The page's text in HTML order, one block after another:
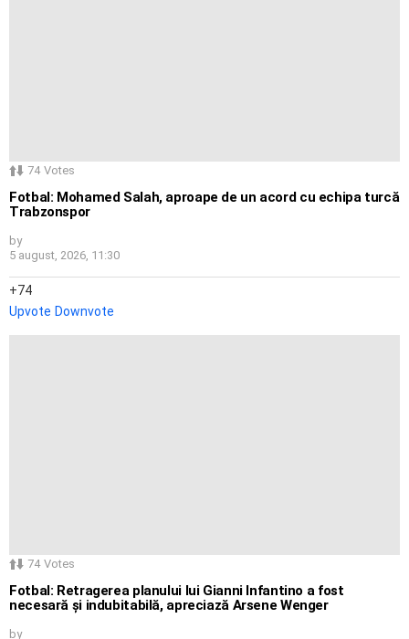
74 Votes
Fotbal: Mohamed Salah, aproape de un acord cu echipa turcă
Trabzonspor
by
5 august, 2026, 11:30
74
Upvote Downvote
74 Votes
Fotbal: Retragerea planului lui Gianni Infantino a fost
necesară și indubitabilă, apreciază Arsene Wenger
by